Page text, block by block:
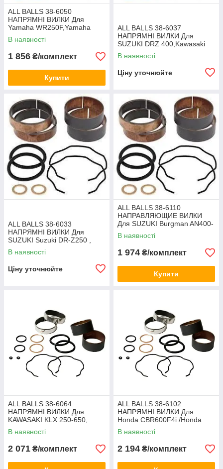
ALL BALLS 38-6050
НАПРЯМНІ ВИЛКИ Для
Yamaha WR250F,Yamaha
YZ250,Yamaha
YZ450F,Yamaha YZ125,
В наявності
1 856 ₴/комплект
Купити
ALL BALLS 38-6037
НАПРЯМНІ ВИЛКИ Для
SUZUKI DRZ 400,Kawasaki
KLX 400R/Suzuki DRZ 400S
В наявності
Ціну уточнюйте
ALL BALLS 38-6033
НАПРЯМНІ ВИЛКИ Для
SUZUKI Suzuki DR-Z250 ,
DR250 , Djebel 250 , DR350 ,
DR350SE
В наявності
Ціну уточнюйте
ALL BALLS 38-6110
НАПРАВЛЯЮЩИЕ ВИЛКИ
Для SUZUKI Burgman AN400-
650 SUZUKI GSF600S
Bandit,SUZUKI SV650
В наявності
1 974 ₴/комплект
Купити
ALL BALLS 38-6064
НАПРЯМНІ ВИЛКИ Для
KAWASAKI KLX 250-650,
KAWASAKI KDX250
В наявності
2 071 ₴/комплект
ALL BALLS 38-6102
НАПРЯМНІ ВИЛКИ Для
Honda CBR600F4i /Honda
CBR600F4
В наявності
2 194 ₴/комплект